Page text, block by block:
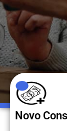
Novo